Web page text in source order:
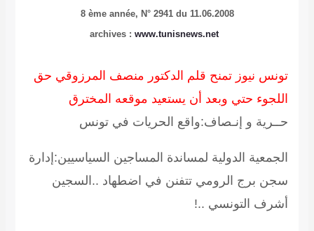
8 ème année, N° 2941 du 11.06.2008
archives : www.tunisnews.net
تونس نيوز تمنح قلم الدكتور منصف المرزوقي حق
اللجوء حتي وبعد أن يستعيد موقعه المخترق
حــرية و إنـصاف:واقع الحريات في تونس
الجمعية الدولية لمساندة المساجين السياسيين:إدارة
سجن برج الرومي تتفنن في اضطهاد ..السجين
أشرف التونسي ..!